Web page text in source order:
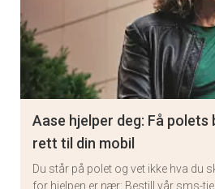
Aase hjelper deg: Få polets
rett til din mobil
Du står på polet og vet ikke hva du
for hjelpen er nær: Bestill vår sms-